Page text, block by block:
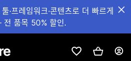
·프레임워크·콘텐츠로 더 빠르게
품목 50% 할인.